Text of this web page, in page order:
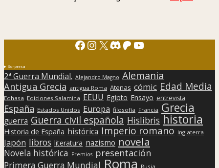
Facebook
Instagram
X Discord
Patreon
YouTube
Sorpresa
2ª Guerra Mundial. Alejandro Magno Alemania
Antigua Grecia antigua Roma Atenas cómic Edad Media
Edhasa Ediciones Salamina EEUU Egipto Ensayo entrevista
España Estados Unidos Europa filosofía Francia Grecia
guerra Guerra civil española Hislibris historia
Historia de España histórica Imperio romano Inglaterra
Japón libros literatura nazismo novela
Novela histórica Premios presentación
Primera Guerra Mundial Roma Rusia